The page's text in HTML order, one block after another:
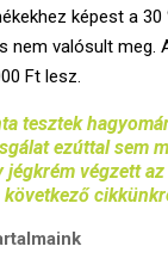
képest a 30
nem valósult meg.
Ft lesz.
tesztek
ezúttal sem
jégkrém végzett
következő